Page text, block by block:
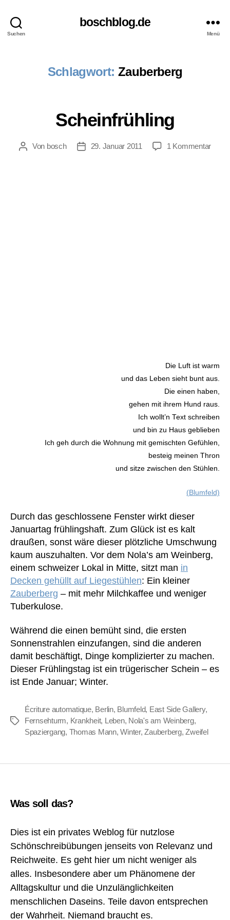
Suchen
boschblog.de
Menü
Schlagwort: Zauberberg
Scheinfrühling
Beitragsautor
Von bosch Veröffentlichungsdatum
29. Januar 2011 1 Kommentarzu
Die Luft ist warm
und das Leben sieht bunt aus.
Die einen haben,
gehen mit ihrem Hund raus.
Ich wollt’n Text schreiben
und bin zu Haus geblieben
Ich geh durch die Wohnung mit gemischten Gefühlen,
besteig meinen Thron
und sitze zwischen den Stühlen.
(Blumfeld)
Durch das geschlossene Fenster wirkt dieser
Januartag frühlingshaft. Zum Glück ist es kalt
draußen, sonst wäre dieser plötzliche Umschwung
kaum auszuhalten. Vor dem Nola’s am Weinberg,
einem schweizer Lokal in Mitte, sitzt man in
Decken gehüllt auf Liegestühlen: Ein kleiner
Zauberberg – mit mehr Milchkaffee und weniger
Tuberkulose.
Während die einen bemüht sind, die ersten
Sonnenstrahlen einzufangen, sind die anderen
damit beschäftigt, Dinge komplizierter zu machen.
Dieser Frühlingstag ist ein trügerischer Schein – es
ist Ende Januar; Winter.
Schlagwörter
Écriture automatique, Berlin, Blumfeld, East Side Gallery,
Fernsehturm, Krankheit, Leben, Nola's am Weinberg,
Spaziergang, Thomas Mann,Winter,Zauberberg,Zweifel
Was soll das?
Dies ist ein privates Weblog für nutzlose
Schönschreibübungen jenseits von Relevanz und
Reichweite. Es geht hier um nicht weniger als
alles. Insbesondere aber um Phänomene der
Alltagskultur und die Unzulänglichkeiten
menschlichen Daseins. Teile davon entsprechen
der Wahrheit. Niemand braucht es.